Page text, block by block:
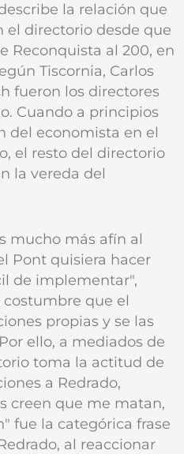
la relación que
el directorio desde que
Reconquista al 200, en
Tiscornia, Carlos
fueron los directores
Cuando a principios
del economista en el
el resto del directorio
la vereda del
mucho más afín al
Pont quisiera hacer
de implementar",
costumbre que el
propias y se las
ello, a mediados de
toma la actitud de
a Redrado,
creen que me matan,
fue la categórica frase
al reaccionar